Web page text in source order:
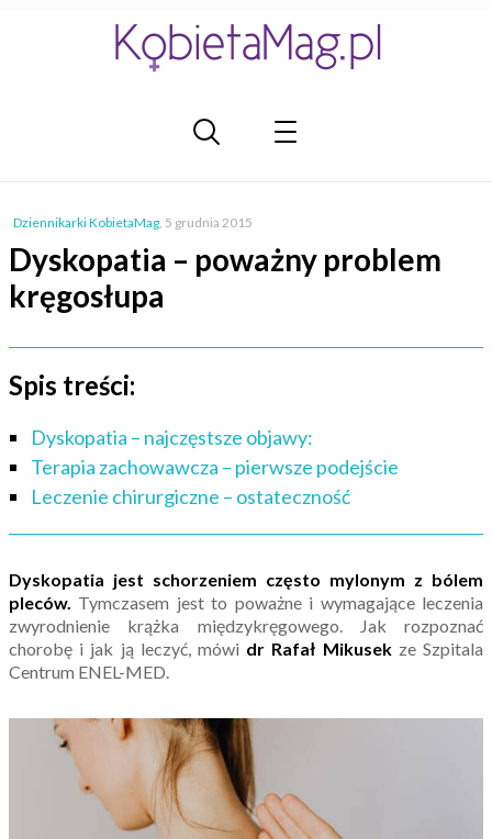
Dziennikarki KobietaMag, 5 grudnia 2015
Dyskopatia – poważny problem
kręgosłupa
Spis treści:
Dyskopatia – najczęstsze objawy:
Terapia zachowawcza – pierwsze podejście
Leczenie chirurgiczne – ostateczność
Dyskopatia jest schorzeniem często mylonym z bólem
pleców. Tymczasem jest to poważne i wymagające leczenia
zwyrodnienie krążka międzykręgowego. Jak rozpoznać
chorobę i jak ją leczyć, mówi dr Rafał Mikusekze Szpitala
Centrum ENEL-MED.